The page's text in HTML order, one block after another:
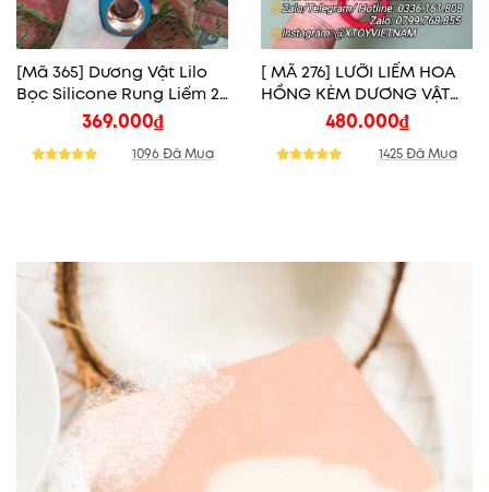
[Mã 365] Dương Vật Lilo
Bọc Silicone Rung Liếm 23
369.000₫
1096 Đã Mua
[ MÃ 276] LƯỠI LIẾM HOA
HỒNG KÈM DƯƠNG VẬT
THỤT XOAY480.000₫
1425 Đã Mua